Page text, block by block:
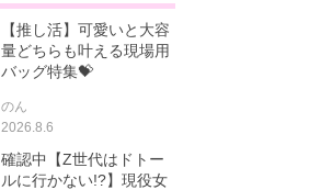
【推し活】可愛いと大容
量どちらも叶える現場用
バッグ特集💝
のん
2026.8.6
確認中【Z世代はドトー
ルに行かない!?】現役女